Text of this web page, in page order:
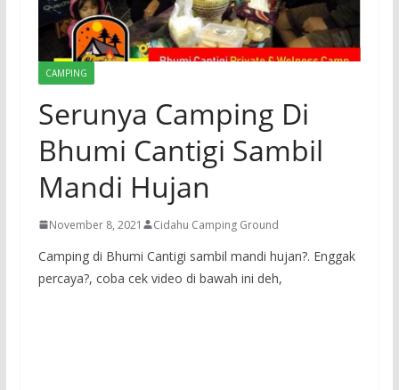
CAMPING
Serunya Camping Di
Bhumi Cantigi Sambil
Mandi Hujan
November 8, 2021 Cidahu Camping Ground
Camping di Bhumi Cantigi sambil mandi hujan?. Enggak
percaya?, coba cek video di bawah ini deh,